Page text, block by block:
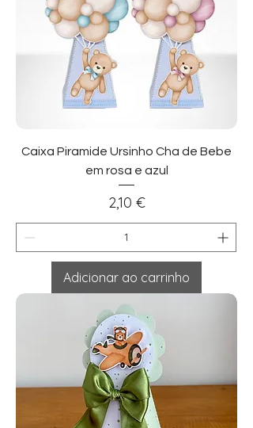
Caixa Piramide Ursinho Cha de Bebe
em rosa e azul
Preço
2,10 €
Adicionar ao carrinho